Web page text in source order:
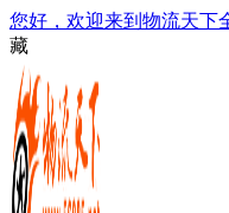
您好，欢迎来到物流天下
藏